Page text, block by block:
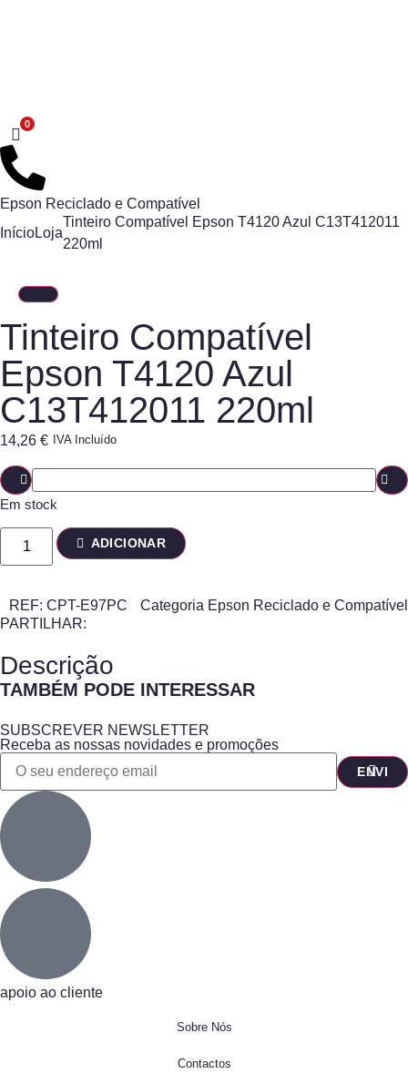
Epson Reciclado e Compatível
InícioLoja
Tinteiro Compatível Epson T4120 Azul C13T412011
220ml
Tinteiro Compatível
Epson T4120 Azul
C13T412011 220ml
14,26 € IVA Incluído
Em stock
ADICIONAR
REF: CPT-E97PC Categoria Epson Reciclado e Compatível
PARTILHAR:
Descrição
TAMBÉM PODE INTERESSAR
SUBSCREVER NEWSLETTER
Receba as nossas novidades e promoções
apoio ao cliente
Sobre Nós
Contactos